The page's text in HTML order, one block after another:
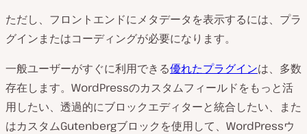
ただし、フロントエンドにメタデータを表示するには、プラ
グインまたはコーディングが必要になります。
一般ユーザーがすぐに利用できる優れたプラグインは、多数
存在します。WordPressのカスタムフィールドをもっと活
用したい、透過的にブロックエディターと統合したい、また
はカスタムGutenbergブロックを使用して、WordPressウ